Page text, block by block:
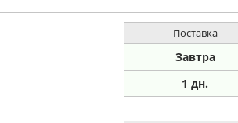
Поставка
Завтра
1 дн.